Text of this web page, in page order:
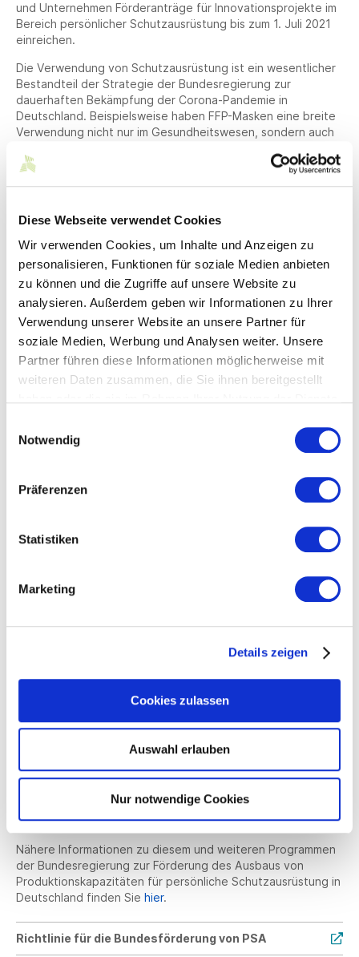
Diese Webseite verwendet Cookies
Wir verwenden Cookies, um Inhalte und Anzeigen zu
personalisieren, Funktionen für soziale Medien anbieten
zu können und die Zugriffe auf unsere Website zu
analysieren. Außerdem geben wir Informationen zu Ihrer
Verwendung unserer Website an unsere Partner für
soziale Medien, Werbung und Analysen weiter. Unsere
Partner führen diese Informationen möglicherweise mit
weiteren Daten zusammen, die Sie ihnen bereitgestellt
Notwendig
Präferenzen
Statistiken
Marketing
Details zeigen
Cookies zulassen
Auswahl erlauben
Nur notwendige Cookies
und Unternehmen Förderanträge für Innovationsprojekte im
Bereich persönlicher Schutzausrüstung bis zum 1. Juli 2021
einreichen.
Die Verwendung von Schutzausrüstung ist ein wesentlicher
Bestandteil der Strategie der Bundesregierung zur
dauerhaften Bekämpfung der Corona-Pandemie in
Deutschland. Beispielsweise haben FFP-Masken eine breite
Verwendung nicht nur im Gesundheitswesen, sondern auch
des Ansteckungsrisikos gefunden. Schutzausrüstung hat
Schutzausrüstung.
Ziel der neuen Förderrichtlinie ist es, entlang der gesamten
Wertschöpfungskette von Schutzausrüstung Anreize für
verstärkte Innovationstätigkeit zu setzen, um die
internationale Wettbewerbsfähigkeit
deutscher Unternehmen zu stärken und einen Beitrag zur
Erhaltung von Produktionskapazitäten am Standort
Deutschland zu leisten. Mit dieser Fördermaßnahme wollen
wir insbesondere für kleinere und
mittlere Unternehmen (KMU) unterstützen sowie die
und stärken.
Funktionalität, Erschließung neuer Bedarfsbereiche
Automatisierung und Digitalisierung der Produktion und
Beitrag zur Effizienz der Nationalen Reserve
Insgesamt stehen für den Zeitraum bis 2025 163 Mio. Euro
an Fördervolumen zur Verfügung. Für Unternehmen der
gewerblichen Wirtschaft kann die Förderung in Form eines
nicht rückzahlbaren Zuschusses je nach Marktnähe der zu
entwickelnden Lösungen 15 bis 50 Prozent der
sowie Hochschulen, Forschungs- und
Wissenschaftseinrichtungen sind die zuwendungsfähigen
Prozentsatz förderfähig (bis zu 80 bzw. bis zu 100
Prozent).
Nähere Informationen zu diesem und weiteren Programmen
der Bundesregierung zur Förderung des Ausbaus von
Produktionskapazitäten für persönliche Schutzausrüstung in
Deutschland finden Sie hier.
Richtlinie für die Bundesförderung von PSA